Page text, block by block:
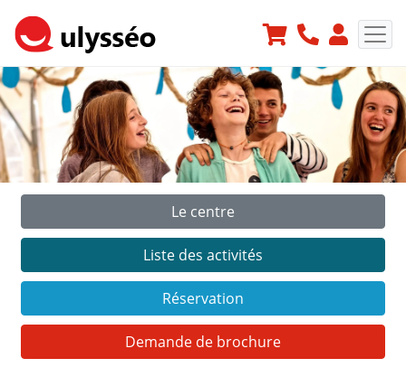
Précédent
Le centre
Liste des activités
Réservation
Demande de brochure